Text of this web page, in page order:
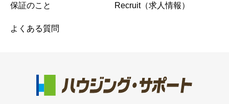
保証のこと
よくある質問
Recruit（求人情報）